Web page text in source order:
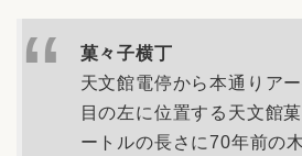
菓々子横丁
天文館電停から本通りア
目の左に位置する天文館
ートルの長さに70年前の